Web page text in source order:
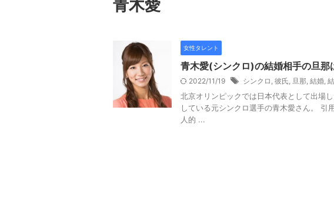
青木愛
女性タレント
青木愛(シンクロ)の結婚相手の旦那
2022/11/19 シンクロ , 彼氏, 旦那, 結婚,
北京オリンピックでは日本代表として出場
している元シンクロ選手の青木愛さん。
人的 ...